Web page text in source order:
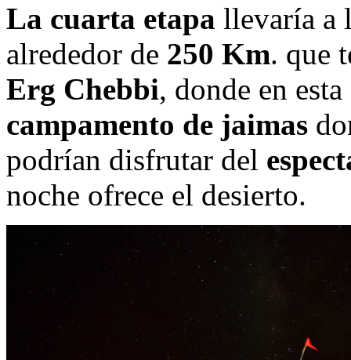
La cuarta etapa llevaría a
alrededor de 250 Km. que
Erg Chebbi, donde en
campamento de jaimas
podrían disfrutar del
noche ofrece el desierto.